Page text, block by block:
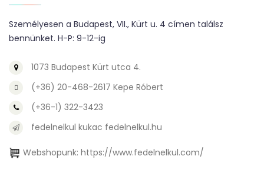
Személyesen a Budapest, VII., Kürt u. 4 címen találsz
bennünket. H-P: 9-12-ig
1073 Budapest Kürt utca 4.
(+36) 20-468-2617 Kepe Róbert
(+36-1) 322-3423
fedelnelkul kukac fedelnelkul.hu
Webshopunk: https://www.fedelnelkul.com/